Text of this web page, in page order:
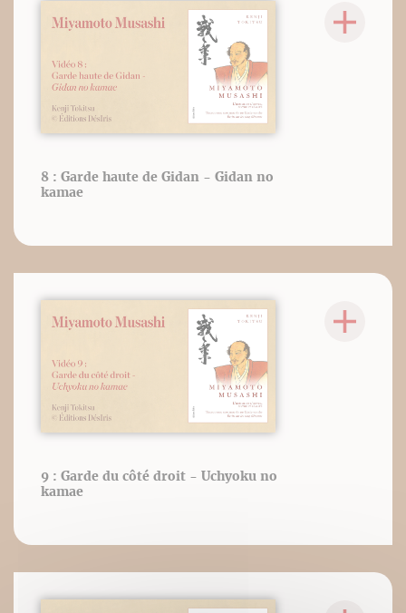
8 : Garde haute de Gidan - Gidan no
kamae
9 : Garde du côté droit - Uchyoku no
kamae